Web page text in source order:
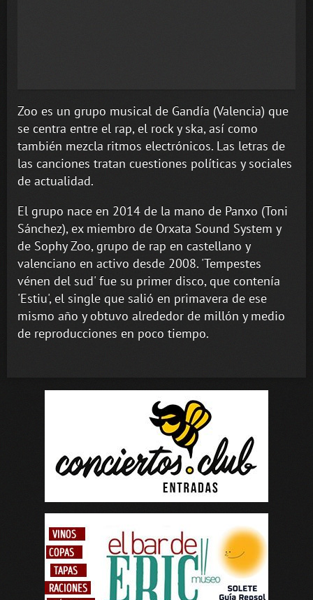
Zoo es un grupo musical de Gandía (Valencia) que
se centra entre el rap, el rock y ska, así como
también mezcla ritmos electrónicos. Las letras de
las canciones tratan cuestiones políticas y sociales
de actualidad.
El grupo nace en 2014 de la mano de Panxo (Toni
Sánchez), ex miembro de Orxata Sound System y
de Sophy Zoo, grupo de rap en castellano y
valenciano en activo desde 2008. 'Tempestes
vénen del sud' fue su primer disco, que contenía
'Estiu', el single que salió en primavera de ese
mismo año y obtuvo alrededor de millón y medio
de reproducciones en poco tiempo.